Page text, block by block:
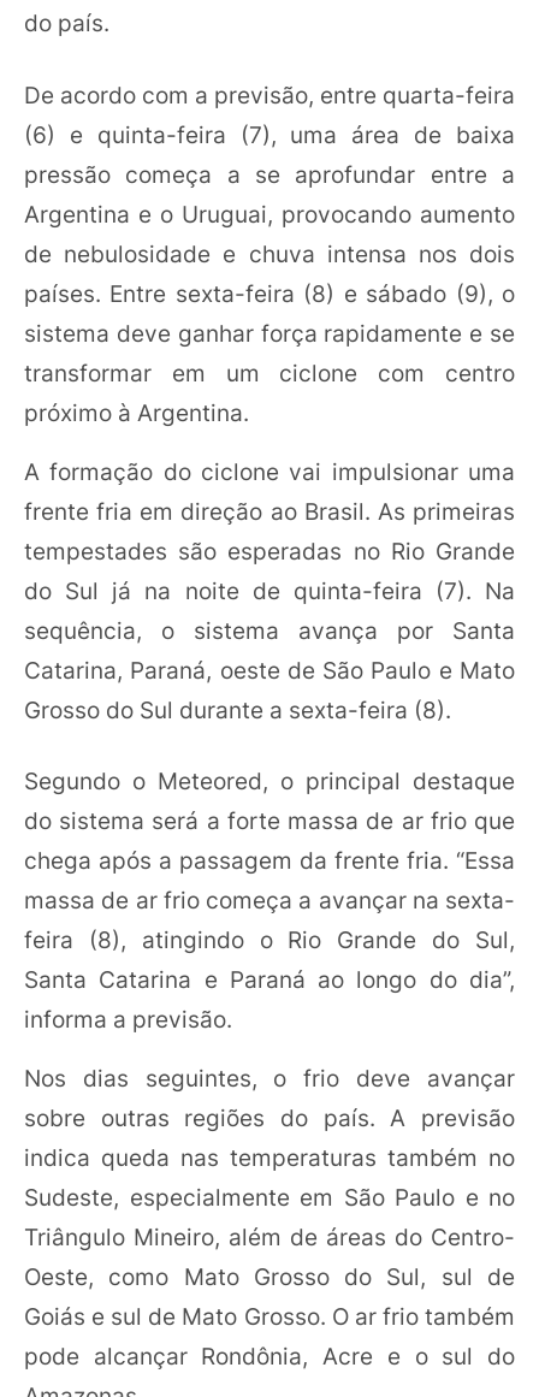
do país.
De acordo com a previsão, entre quarta-feira
(6) e quinta-feira (7), uma área de baixa
pressão começa a se aprofundar entre a
Argentina e o Uruguai, provocando aumento
de nebulosidade e chuva intensa nos dois
países. Entre sexta-feira (8) e sábado (9), o
sistema deve ganhar força rapidamente e se
transformar em um ciclone com centro
próximo à Argentina.
A formação do ciclone vai impulsionar uma
frente fria em direção ao Brasil. As primeiras
tempestades são esperadas no Rio Grande
do Sul já na noite de quinta-feira (7). Na
sequência, o sistema avança por Santa
Catarina, Paraná, oeste de São Paulo e Mato
Grosso do Sul durante a sexta-feira (8).
Segundo o Meteored, o principal destaque
do sistema será a forte massa de ar frio que
chega após a passagem da frente fria. “Essa
massa de ar frio começa a avançar na sexta-
feira (8), atingindo o Rio Grande do Sul,
Santa Catarina e Paraná ao longo do dia”,
informa a previsão.
Nos dias seguintes, o frio deve avançar
sobre outras regiões do país. A previsão
indica queda nas temperaturas também no
Sudeste, especialmente em São Paulo e no
Triângulo Mineiro, além de áreas do Centro-
Oeste, como Mato Grosso do Sul, sul de
Goiás e sul de Mato Grosso. O ar frio também
pode alcançar Rondônia, Acre e o sul do